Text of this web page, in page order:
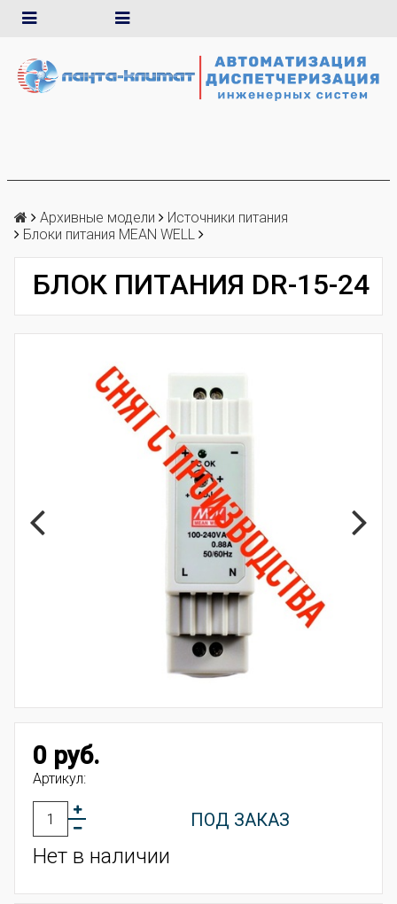
Архивные модели
Источники питания
Блоки питания MEAN WELL
БЛОК ПИТАНИЯ DR-15-24
0 руб.
Артикул:
ПОД ЗАКАЗ
Нет в наличии